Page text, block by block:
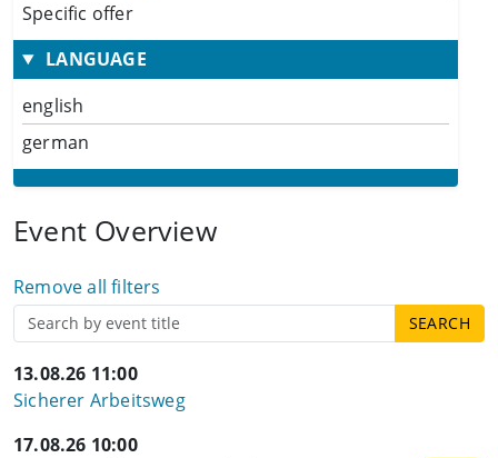
Specific offer
LANGUAGE
english
german
Event Overview
Remove all filters
13.08.26 11:00
Sicherer Arbeitsweg
17.08.26 10:00